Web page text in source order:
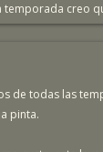
temporada creo
de todas las
pinta.